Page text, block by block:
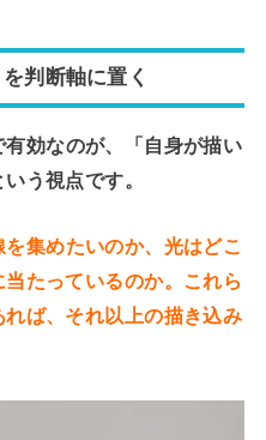
判断軸に置く
効なのが、「自身が描い
う視点です。
集めたいのか、光はどこ
たっているのか。これら
ば、それ以上の描き込み